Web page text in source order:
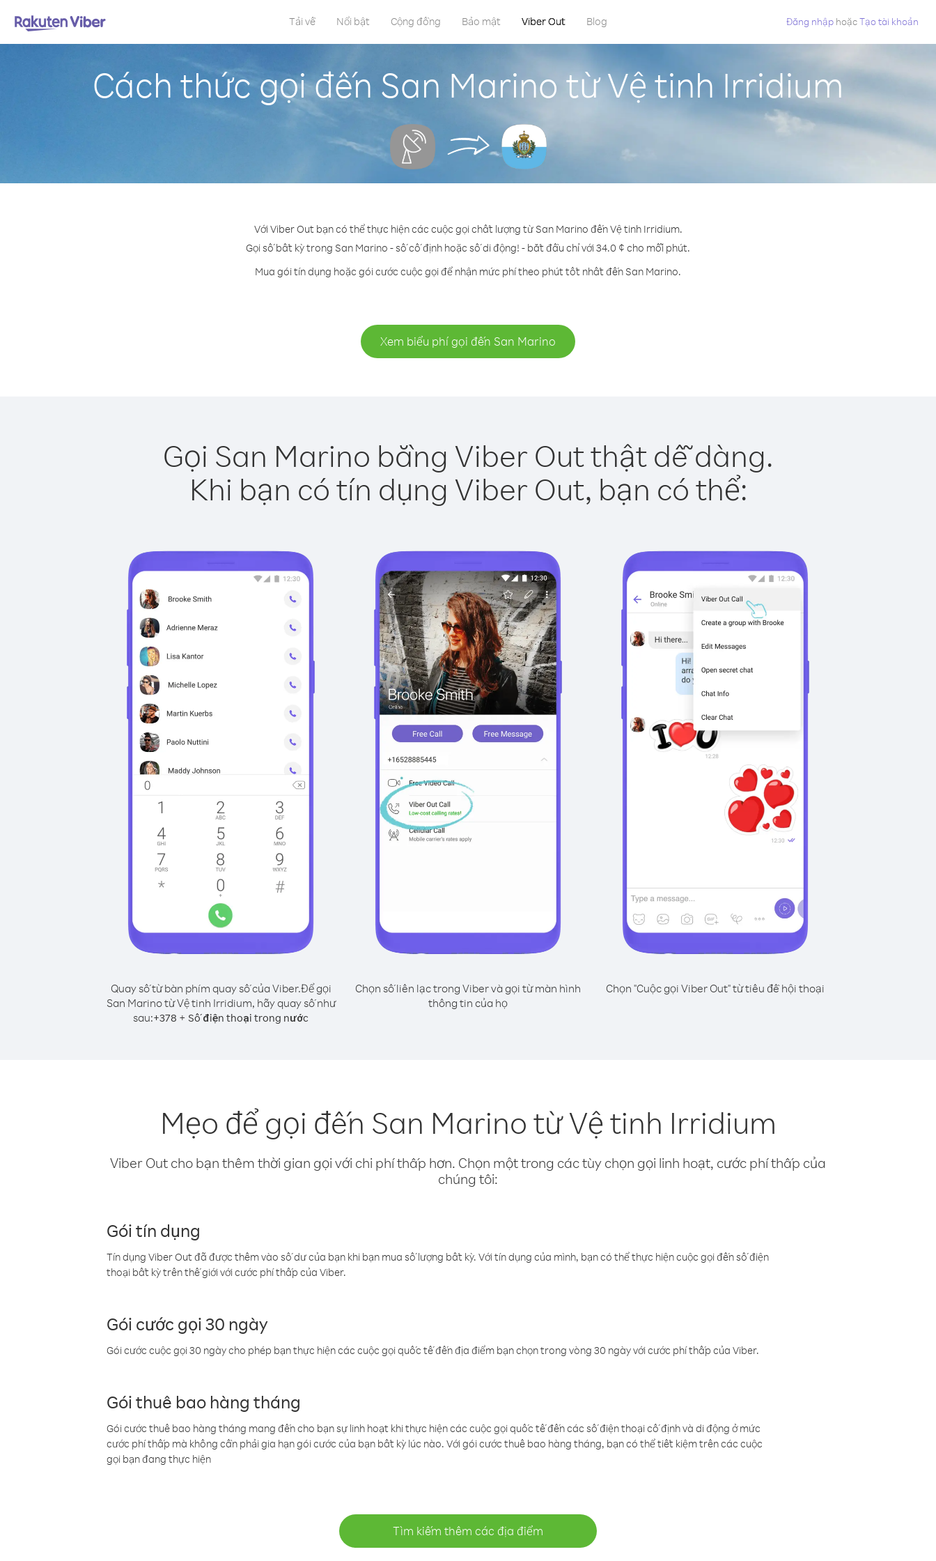
Tải về Nổi bật Cộng đồng Bảo mật Viber Out Blog Đăng nhập hoặcTạo tài khoản
Cách thức gọi đến San Marino từ Vệ tinh Irridium
Với Viber Out bạn có thể thực hiện các cuộc gọi chất lượng từ San Marino đến Vệ tinh Irridium.
Gọi số bất kỳ trong San Marino - số cố định hoặc số di động! - bắt đầu chỉ với 34.0 ¢ cho mỗi phút.
Mua gói tín dụng hoặc gói cước cuộc gọi để nhận mức phí theo phút tốt nhất đến San Marino.
Xem biểu phí gọi đến San Marino
Gọi San Marino bằng Viber Out thật dễ dàng.
Khi bạn có tín dụng Viber Out, bạn có thể:
Quay số từ bàn phím quay số của Viber.Để gọi
San Marino từ Vệ tinh Irridium, hãy quay số như
sau:+378 + Số điện thoại trong nước
Chọn số liên lạc trong Viber và gọi từ màn hình
thông tin của họ
Chọn "Cuộc gọi Viber Out" từ tiêu đề hội thoại
Mẹo để gọi đến San Marino từ Vệ tinh Irridium
Viber Out cho bạn thêm thời gian gọi với chi phí thấp hơn. Chọn một trong các tùy chọn gọi linh hoạt, cước phí thấp của
chúng tôi:
Gói tín dụng
Tín dụng Viber Out đã được thêm vào số dư của bạn khi bạn mua số lượng bất kỳ. Với tín dụng của mình, bạn có thể thực hiện cuộc gọi đến số điện
thoại bất kỳ trên thế giới với cước phí thấp của Viber.
Gói cước gọi 30 ngày
Gói cước cuộc gọi 30 ngày cho phép bạn thực hiện các cuộc gọi quốc tế đến địa điểm bạn chọn trong vòng 30 ngày với cước phí thấp của Viber.
Gói thuê bao hàng tháng
Gói cước thuê bao hàng tháng mang đến cho bạn sự linh hoạt khi thực hiện các cuộc gọi quốc tế đến các số điện thoại cố định và di động ở mức
cước phí thấp mà không cần phải gia hạn gói cước của bạn bất kỳ lúc nào. Với gói cước thuê bao hàng tháng, bạn có thể tiết kiệm trên các cuộc
gọi bạn đang thực hiện
Tìm kiếm thêm các địa điểm